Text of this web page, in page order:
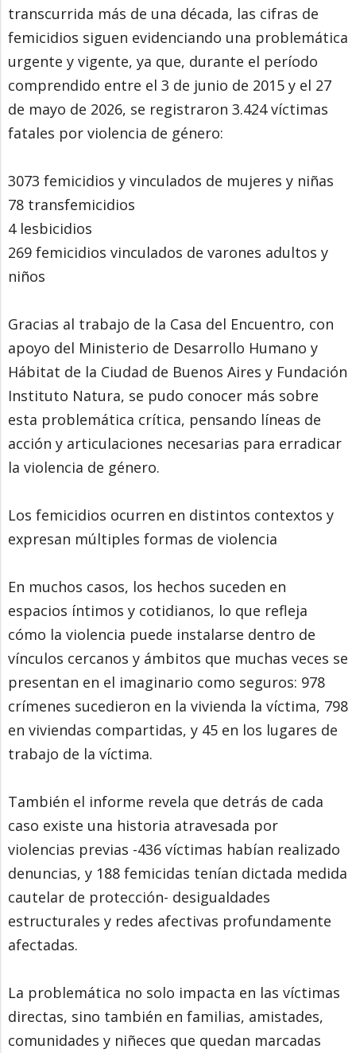
transcurrida más de una década, las cifras de
femicidios siguen evidenciando una problemática
urgente y vigente, ya que, durante el período
comprendido entre el 3 de junio de 2015 y el 27
de mayo de 2026, se registraron 3.424 víctimas
fatales por violencia de género:
3073 femicidios y vinculados de mujeres y niñas
78 transfemicidios
4 lesbicidios
269 femicidios vinculados de varones adultos y
niños
Gracias al trabajo de la Casa del Encuentro, con
apoyo del Ministerio de Desarrollo Humano y
Hábitat de la Ciudad de Buenos Aires y Fundación
Instituto Natura, se pudo conocer más sobre
esta problemática crítica, pensando líneas de
acción y articulaciones necesarias para erradicar
la violencia de género.
Los femicidios ocurren en distintos contextos y
expresan múltiples formas de violencia
En muchos casos, los hechos suceden en
espacios íntimos y cotidianos, lo que refleja
cómo la violencia puede instalarse dentro de
vínculos cercanos y ámbitos que muchas veces se
presentan en el imaginario como seguros: 978
crímenes sucedieron en la vivienda la víctima, 798
en viviendas compartidas, y 45 en los lugares de
trabajo de la víctima.
También el informe revela que detrás de cada
caso existe una historia atravesada por
violencias previas -436 víctimas habían realizado
denuncias, y 188 femicidas tenían dictada medida
cautelar de protección- desigualdades
estructurales y redes afectivas profundamente
afectadas.
La problemática no solo impacta en las víctimas
directas, sino también en familias, amistades,
comunidades y niñeces que quedan marcadas